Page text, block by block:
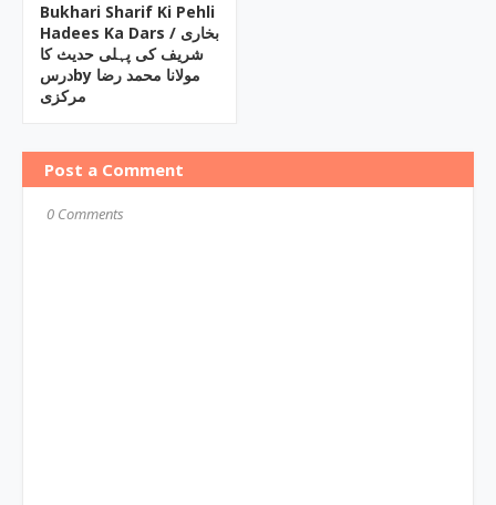
Bukhari Sharif Ki Pehli
Hadees Ka Dars / بخاری
شریف کی پہلی حدیث کا
درسby مولانا محمد رضا
مرکزی
Post a Comment
0 Comments